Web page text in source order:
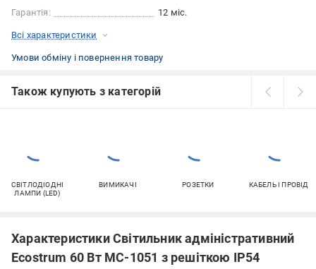
Гарантія:
12 міс.
Всі характеристики
Умови обміну і повернення товару
Також купують з категорій
СВІТЛОДІОДНІ
ЛАМПИ (LED)
ВИМИКАЧІ РОЗЕТКИ КАБЕЛЬ І ПРОВІД
Характеристики Світильник адміністративний
Ecostrum 60 Вт МС-1051 з решіткою IP54